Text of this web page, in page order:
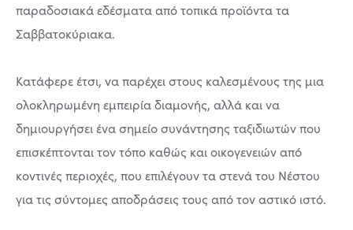
παραδοσιακά εδέσματα από τοπικά προϊόντα τα
Σαββατοκύριακα.
Κατάφερε έτσι, να παρέχει στους καλεσμένους της μια
ολοκληρωμένη εμπειρία διαμονής, αλλά και να
δημιουργήσει ένα σημείο συνάντησης ταξιδιωτών που
επισκέπτονται τον τόπο καθώς και οικογενειών από
κοντινές περιοχές, που επιλέγουν τα στενά του Νέστου
για τις σύντομες αποδράσεις τους από τον αστικό ιστό.